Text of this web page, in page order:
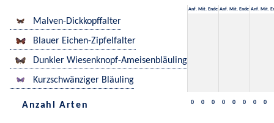
Anf. Mit. Ende Anf. Mit. Ende Anf. Mit.
Malven-Dickkopffalter
Blauer Eichen-Zipfelfalter
Dunkler Wiesenknopf-Ameisenbläuling
Kurzschwänziger Bläuling
Anzahl Arten 0 0 0 0 0 0 0 0